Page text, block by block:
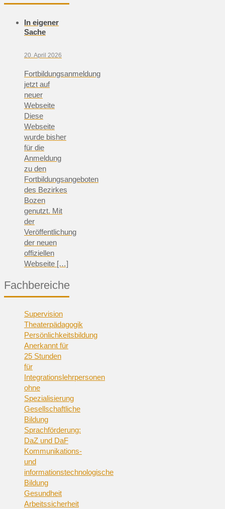
In eigener
Sache
20. April 2026
Fortbildungsanmeldung
jetzt auf
neuer
Webseite
Diese
Webseite
wurde bisher
für die
Anmeldung
zu den
Fortbildungsangeboten
des Bezirkes
Bozen
genutzt. Mit
der
Veröffentlichung
der neuen
offiziellen
Webseite […]
Fachbereiche
Supervision
Theaterpädagogik
Persönlichkeitsbildung
Anerkannt für
25 Stunden
für
Integrationslehrpersonen
ohne
Spezialisierung
Gesellschaftliche
Bildung
Sprachförderung:
DaZ und DaF
Kommunikations-
und
informationstechnologische
Bildung
Gesundheit
Arbeitssicherheit